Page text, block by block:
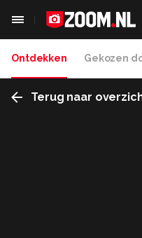
Ontdekken Gekozen
Terug naar